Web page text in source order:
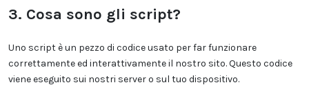
3. Cosa sono gli script?
Uno script è un pezzo di codice usato per far funzionare
correttamente ed interattivamente il nostro sito. Questo codice
viene eseguito sui nostri server o sul tuo dispositivo.